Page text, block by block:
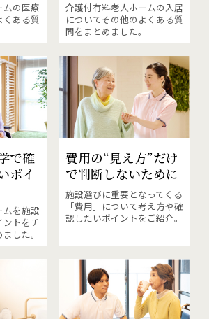
ムの医療
くある質
介護付有料老人ホームの入居
についてその他のよくある質
問をまとめました。
で確
ポイ
ムを施設
ントをチ
した。
費用の“見え方”だけ
で判断しないために
施設選びに重要となってくる
「費用」について考え方や確
認したいポイントをご紹介。